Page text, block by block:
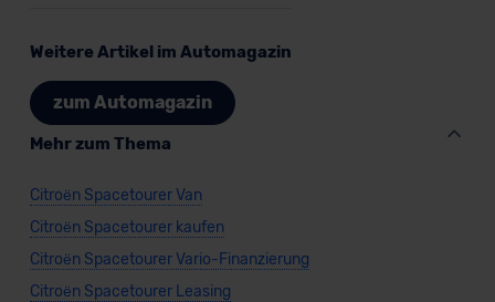
Weitere Artikel im Automagazin
zum Automagazin
Mehr zum Thema
Citroën Spacetourer Van
Citroën Spacetourer kaufen
Citroën Spacetourer Vario-Finanzierung
Citroën Spacetourer Leasing